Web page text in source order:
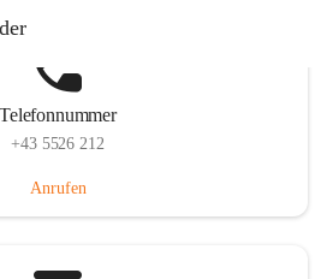
Telefonnummer
+43 5526 212
Anrufen